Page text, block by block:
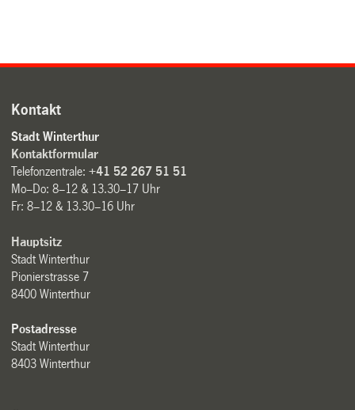
Kontakt
Stadt Winterthur
Kontaktformular
Telefonzentrale:+41 52 267 51 51
Mo–Do: 8–12 & 13.30–17 Uhr
Fr: 8–12 & 13.30–16 Uhr
Hauptsitz
Stadt Winterthur
Pionierstrasse 7
8400 Winterthur
Postadresse
Stadt Winterthur
8403 Winterthur